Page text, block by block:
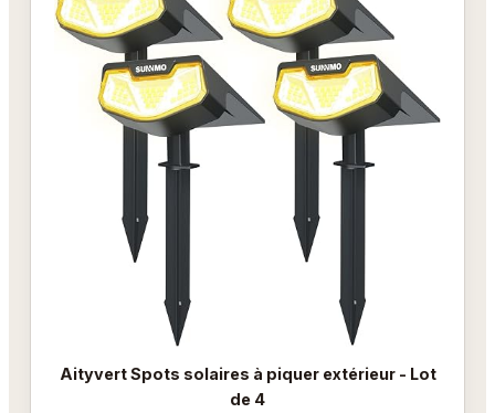
Aityvert Spots solaires à piquer extérieur - Lot
de 4